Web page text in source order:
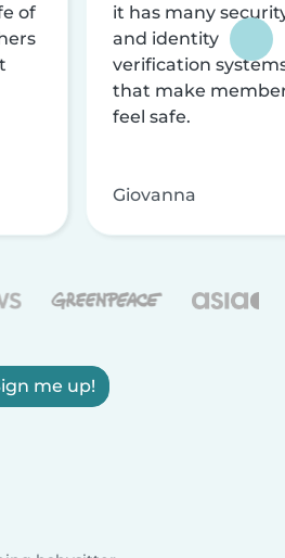
of
it has many
and identity
verification
that make
feel safe.
Giovanna
me up!